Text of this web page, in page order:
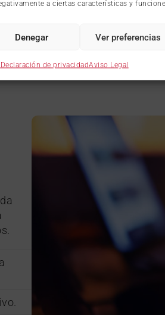
a ciertas características y
Denegar Ver preferencias
Declaración de privacidadAviso Legal